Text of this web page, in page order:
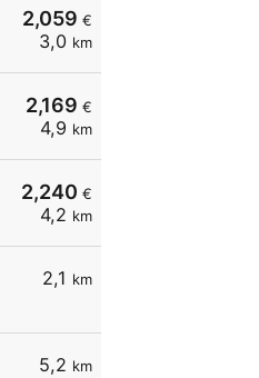
2,059 €
3,0 km
2,169 €
4,9 km
2,240 €
4,2 km
2,1 km
5,2 km